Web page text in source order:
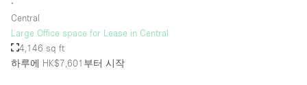
∙
Central
Large Office space for Lease in Central
4,146 sq ft
하루에 HK$7,601 부터 시작